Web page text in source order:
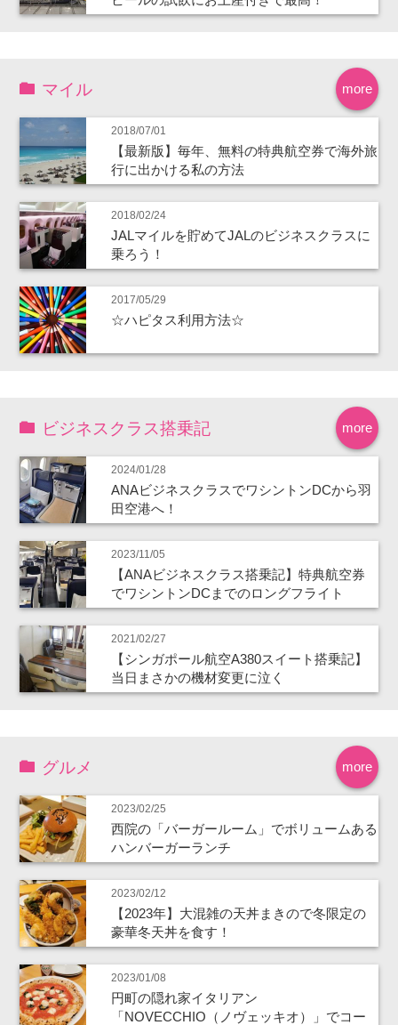
more
マイル
2018/07/01
【最新版】毎年、無料の特典航空券で海外旅
行に出かける私の方法
2018/02/24
JALマイルを貯めてJALのビジネスクラスに
乗ろう！
2017/05/29
☆ハピタス利用方法☆
more
ビジネスクラス搭乗記
2024/01/28
ANAビジネスクラスでワシントンDCから羽
田空港へ！
2023/11/05
【ANAビジネスクラス搭乗記】特典航空券
でワシントンDCまでのロングフライト
2021/02/27
【シンガポール航空A380スイート搭乗記】
当日まさかの機材変更に泣く
more
グルメ
2023/02/25
西院の「バーガールーム」でボリュームある
ハンバーガーランチ
2023/02/12
【2023年】大混雑の天丼まきので冬限定の
豪華冬天丼を食す！
2023/01/08
円町の隠れ家イタリアン
「NOVECCHIO（ノヴェッキオ）」でコー